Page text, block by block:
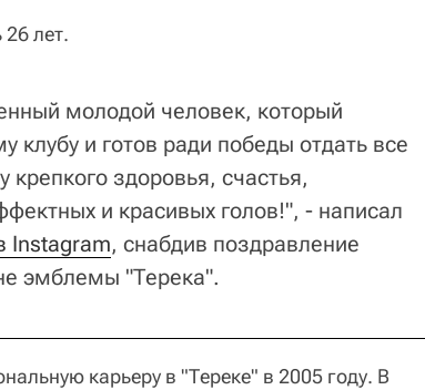
лет.
молодой человек, который
клубу и готов ради победы отдать все
здоровья, счастья,
и красивых голов!", - написал
Instagram, снабдив поздравление
эмблемы "Терека".
карьеру в "Тереке" в 2005 году. В